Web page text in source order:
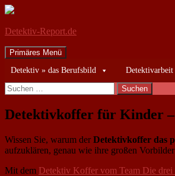
Detektiv-Report.de
Suchen
Primäres Menü
Inhalt
springen
Detektiv » das Berufsbild Detektivarbeit
Suchen
nach:
Detektivkoffer für Kinder –
Wissen Sie, warum der Detektivkoffer das
aufzuklären, genau wie ihre großen
Mit dem Detektiv Koffer vom Team Die drei